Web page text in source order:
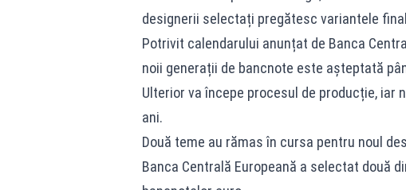
designerii selectați pregătesc variantele
Potrivit calendarului anunțat de Banca
noii generații de bancnote este așteptată
Ulterior va începe procesul de producție,
ani.
Două teme au rămas în cursa pentru noul
Banca Centrală Europeană a selectat două